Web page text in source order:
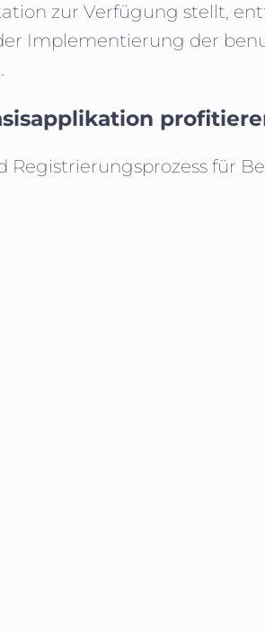
zur Verfügung stellt,
Implementierung der
Registrierungsprozess für